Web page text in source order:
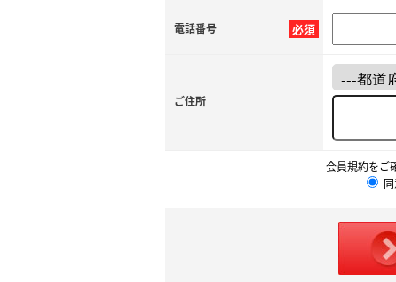
必須
電話番号
ご住所
会員規約をご